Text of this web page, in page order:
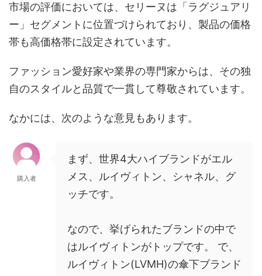
市場の評価においては、セリーヌは「ラグジュアリ
ー」セグメントに位置づけられており、製品の価格
帯も高価格帯に設定されています。
ファッション愛好家や業界の専門家からは、その独
自のスタイルと品質で一貫して尊敬されています。
なかには、次のような意見もあります。
購入者
まず、世界4大ハイブランドがエル
メス、ルイヴィトン、シャネル、グ
ッチです。
なので、挙げられたブランドの中で
はルイヴィトンがトップです。 で、
ルイヴィトン(LVMH)の傘下ブランド